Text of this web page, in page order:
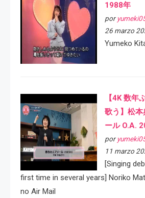
1988年
por
26 marzo
Yumeko
【4K 数年
歌う】松本
ール O.A.
por
11 marzo
[Singing
first time in several years] Noriko
no Air Mail